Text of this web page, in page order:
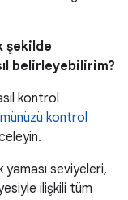
şekilde
belirleyebilirim?
kontrol
kontrol
seviyeleri,
ilişkili tüm